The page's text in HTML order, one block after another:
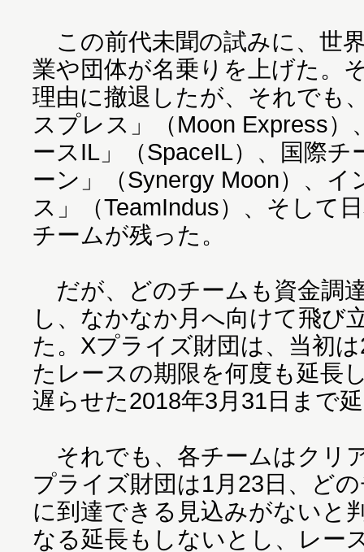
この前代未聞の試みに、世
業や団体が名乗りを上げた。
理由に撤退したが、それでも
スプレス」（Moon Express
ースIL」（SpaceIL）、国際
ーン」（Synergy Moon）、
ス」（TeamIndus）、そして
チームが残った。
だが、どのチームも資金調
し、なかなか月へ向けて飛び
た。Xプライズ財団は、当初
たレースの期限を何度も延長
遅らせた2018年3月31日まで
それでも、各チームはクリ
プライズ財団は1月23日、ど
に到達できる見込みがないと
なる延長もしないとし、レー